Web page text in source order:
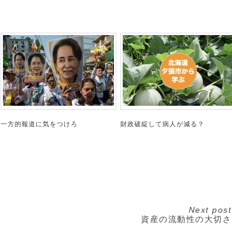
一方的報道に気をつけろ 財政破綻して病人が減る？
Next post
資産の流動性の大切さ